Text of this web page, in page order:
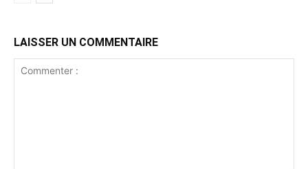
LAISSER UN COMMENTAIRE